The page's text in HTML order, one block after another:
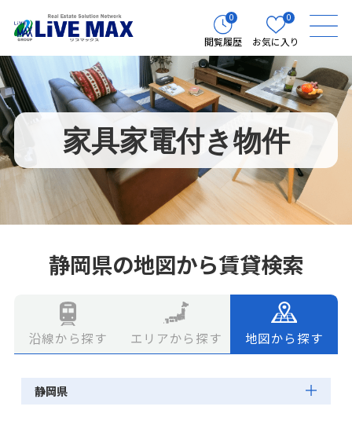
0
閲覧履歴
0
お気に入り
家具家電付き物件
静岡県の地図から賃貸検索
沿線から探す エリアから探す 地図から探す
静岡県